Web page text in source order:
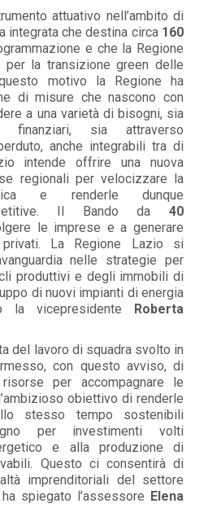
attuativo nell’ambito di
integrata che destina circa 160
e che la Regione
la transizione green delle
motivo la Regione ha
di misure che nascono con
a una varietà di bisogni, sia
finanziari, sia attraverso
anche integrabili tra di
intende offrire una nuova
regionali per velocizzare la
e renderle dunque
Il Bando da
40
le imprese e a generare
privati. La Regione Lazio si
nelle strategie per
produttivi e degli immobili di
di nuovi impianti di energia
la vicepresidente
Roberta
del lavoro di squadra svolto in
con questo avviso, di
per accompagnare le
obiettivo di renderle
stesso tempo sostenibili
per investimenti volti
e alla produzione di
Questo ci consentirà di
imprenditoriali del settore
spiegato l’assessore Elena